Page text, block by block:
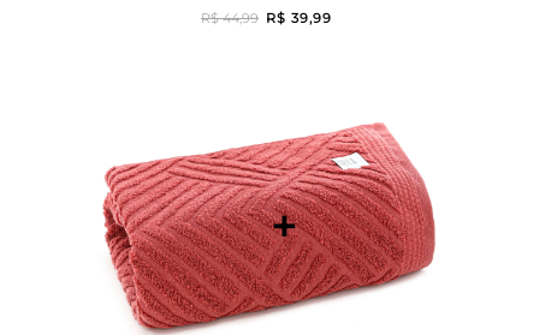
+
R$ 44,99 R$ 39,99